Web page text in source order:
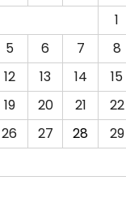
1
5 6 7 8
12 13 14 15
19 20 21 22
26 27 28 29